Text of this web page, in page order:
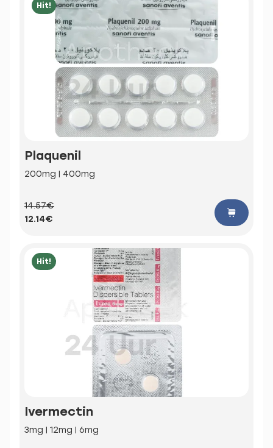
Hit!
Plaquenil
200mg | 400mg
14.57€
12.14€
Hit!
Ivermectin
3mg | 12mg | 6mg